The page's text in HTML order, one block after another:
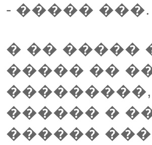
- ����� ���.
� �� �����
����� ��
������ �
������